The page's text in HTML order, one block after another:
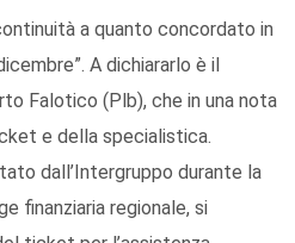
a quanto concordato in
A dichiararlo è il
Falotico (Plb), che in una nota
e della specialistica.
dall’Intergruppo durante la
finanziaria regionale, si